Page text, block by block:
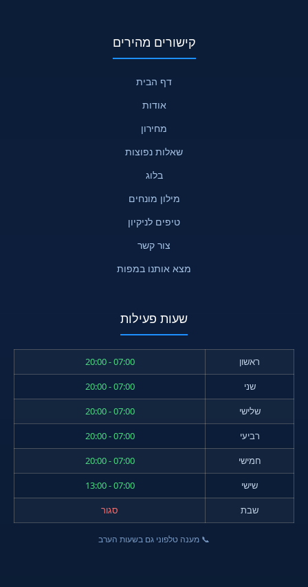
קישורים מהירים
דף הבית
אודות
מחירון
שאלות נפוצות
בלוג
מילון מונחים
טיפים לניקיון
צור קשר
מצא אותנו במפות
שעות פעילות
ראשון
07:00 - 20:00
שני
07:00 - 20:00
שלישי
07:00 - 20:00
רביעי
07:00 - 20:00
חמישי
07:00 - 20:00
שישי
07:00 - 13:00
שבת
סגור
📞 מענה טלפוני גם בשעות הערב